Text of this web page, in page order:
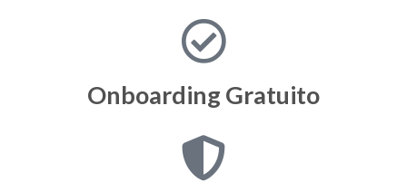
Onboarding Gratuito